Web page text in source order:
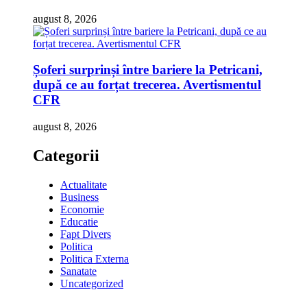
august 8, 2026
Șoferi surprinși între bariere la Petricani,
după ce au forțat trecerea. Avertismentul
CFR
august 8, 2026
Categorii
Actualitate
Business
Economie
Educatie
Fapt Divers
Politica
Politica Externa
Sanatate
Uncategorized